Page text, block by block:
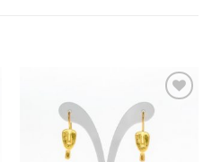
Προσθήκη
στη Λίστα
Επιθυμιών